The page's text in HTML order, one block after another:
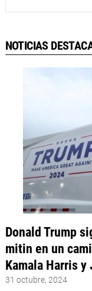
NOTICIAS
Donald Trump
mitin en un
Kamala Harris y
31 octubre, 2024